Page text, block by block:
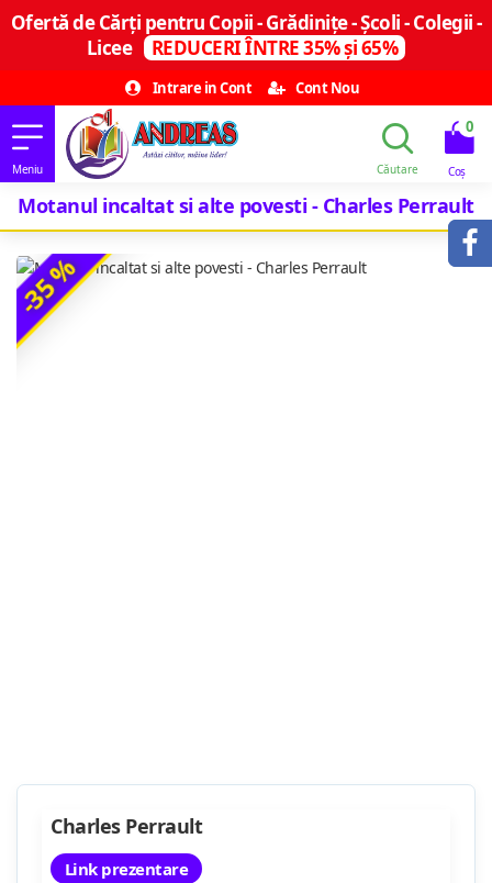
Ofertă de Cărți pentru Copii - Grădinițe - Școli - Colegii -
Licee
REDUCERI ÎNTRE 35% și 65%
Intrare in Cont
Cont Nou
0
Motanul incaltat si alte povesti - Charles Perrault
-35 %
Charles Perrault
Link prezentare